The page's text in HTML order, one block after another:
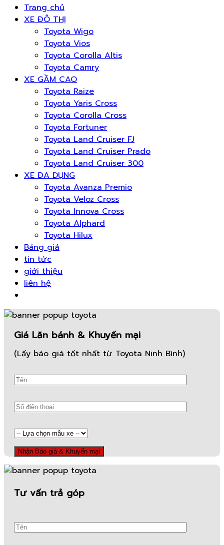
Trang chủ
XE ĐÔ THỊ
Toyota Wigo
Toyota Vios
Toyota Corolla Altis
Toyota Camry
XE GẦM CAO
Toyota Raize
Toyota Yaris Cross
Toyota Corolla Cross
Toyota Fortuner
Toyota Land Cruiser FJ
Toyota Land Cruiser Prado
Toyota Land Cruiser 300
XE ĐA DỤNG
Toyota Avanza Premio
Toyota Veloz Cross
Toyota Innova Cross
Toyota Alphard
Toyota Hilux
Bảng giá
tin tức
giới thiệu
liên hệ
Giá Lăn bánh & Khuyến mại
(Lấy báo giá tốt nhất từ Toyota Ninh Bình)
Tư vấn trả góp